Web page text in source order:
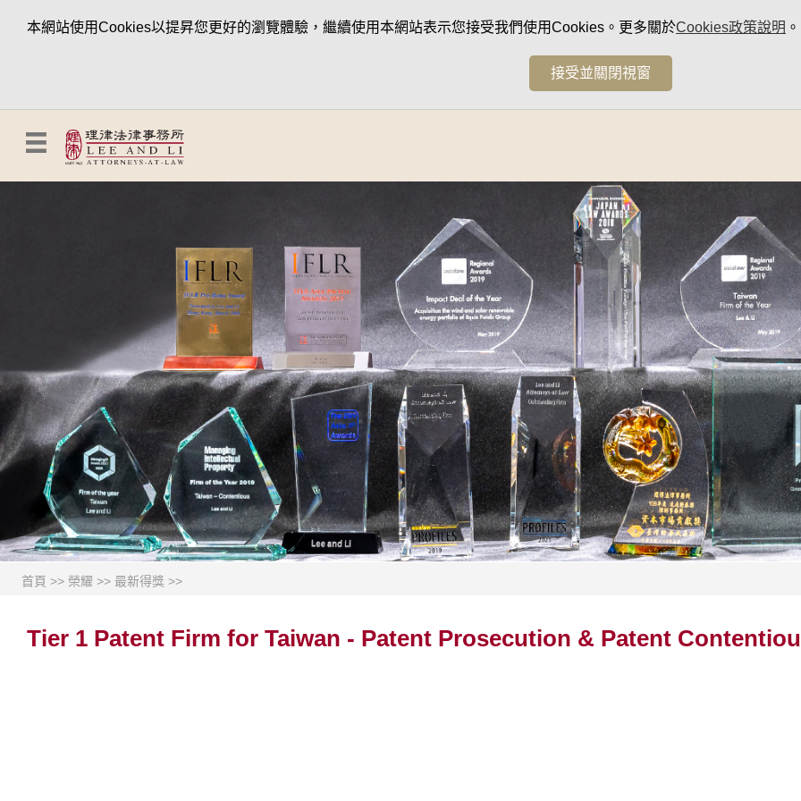
本網站使用Cookies以提昇您更好的瀏覽體驗，繼續使用本網站表示您接受我們使用Cookies。更多關於Cookies政策說明 。
接受並關閉視窗
首頁 >> 榮耀 >> 最新得獎 >>
Tier 1 Patent Firm for Taiwan - Patent Prosecution & Patent